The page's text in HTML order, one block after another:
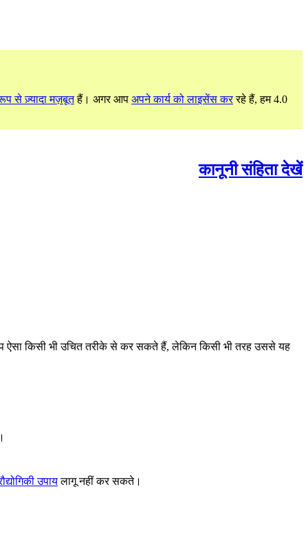
से ज़्यादा मज़बूतहैं। अगर आप अपने कार्य को लाइसेंस कररहे हैं, हम 4.0
कानूनी संहिता देखें
किसी भी उचित तरीके से कर सकते हैं, लेकिन किसी भी तरह उससे यह
उपायलागू नहीं कर सकते।